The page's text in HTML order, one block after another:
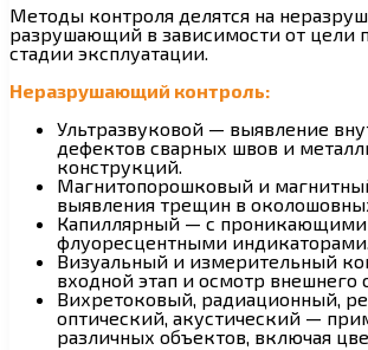
Методы контроля делятся на
разрушающий в зависимости от цели
стадии эксплуатации.
Неразрушающий контроль:
Ультразвуковой — выявление
дефектов сварных швов и
конструкций.
Магнитопорошковый и
выявления трещин в
Капиллярный — с
флуоресцентными индикаторами.
Визуальный и измерительный
входной этап и осмотр внешнего
Вихретоковый, радиационный,
оптический, акустический —
различных объектов, включая